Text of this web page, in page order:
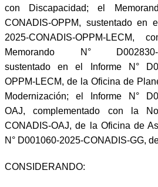
con Discapacidad; el
CONADIS-OPPM, sustentado en
2025-CONADIS-OPPM-LECM,
Memorando N° D002830-
sustentado en el Informe N°
OPPM-LECM, de la Oficina de
Modernización; el Informe N°
OAJ, complementado con la
CONADIS-OAJ, de la Oficina de
N° D001060-2025-CONADIS-GG,
CONSIDERANDO: